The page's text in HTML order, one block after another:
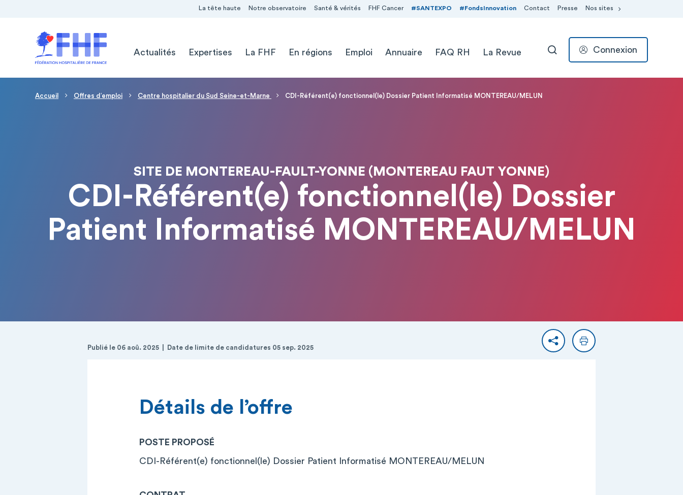
La tête haute Notre observatoire Santé & vérités FHF Cancer #SANTEXPO #FondsInnovation Contact Presse Nos sites
Actualités
Expertises La FHF En régions Emploi Annuaire FAQ RH La Revue RECHERCHER
Connexion
Fil d'Ariane
Accueil Offres d′emploi Centre hospitalier du Sud Seine-et-Marne CDI-Référent(e) fonctionnel(le) Dossier Patient Informatisé MONTEREAU/MELUN
SITE DE MONTEREAU-FAULT-YONNE (MONTEREAU FAUT YONNE)
CDI-Référent(e) fonctionnel(le) Dossier
Patient Informatisé MONTEREAU/MELUN
Publié le 06 aoû. 2025 Date de limite de candidatures 05 sep. 2025 PartagerImprimer
Détails de l’offre
POSTE PROPOSÉ
CDI-Référent(e) fonctionnel(le) Dossier Patient Informatisé MONTEREAU/MELUN